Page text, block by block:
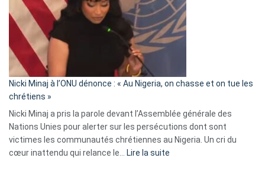
« Zemmour
a
tout
parle
ses
tripes »
Nicki Minaj à l’ONU dénonce : « Au Nigeria, on chasse et on tue les
chrétiens »
Nicki Minaj a pris la parole devant l’Assemblée générale des
Nations Unies pour alerter sur les persécutions dont sont
victimes les communautés chrétiennes au Nigeria. Un cri du
cœur inattendu qui relance le… Lire la suite